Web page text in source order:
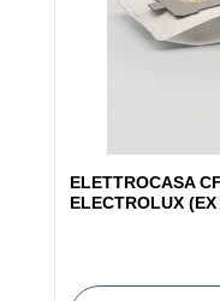
ELETTROCASA
ELECTROLUX